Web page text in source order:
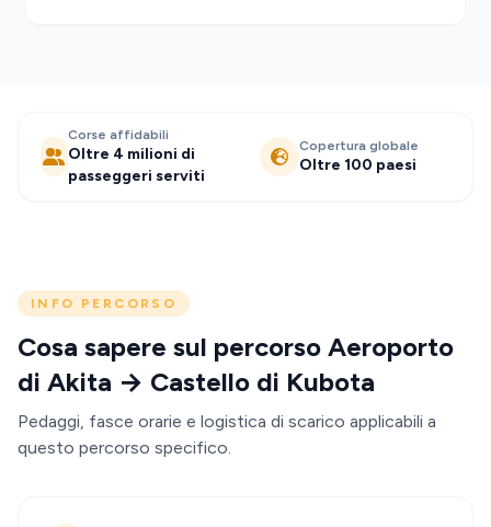
Corse affidabili
Oltre 4 milioni di
passeggeri serviti
Copertura globale
Oltre 100 paesi
INFO PERCORSO
Cosa sapere sul percorso Aeroporto
di Akita → Castello di Kubota
Pedaggi, fasce orarie e logistica di scarico applicabili a
questo percorso specifico.